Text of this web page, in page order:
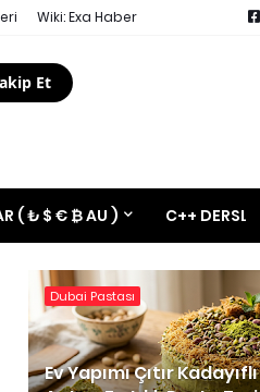
Wiki: Exa Haber
Et
( ₺ $ € ₿ AU ) C++
Dubai Pastası
Ev Yapımı Çıtır